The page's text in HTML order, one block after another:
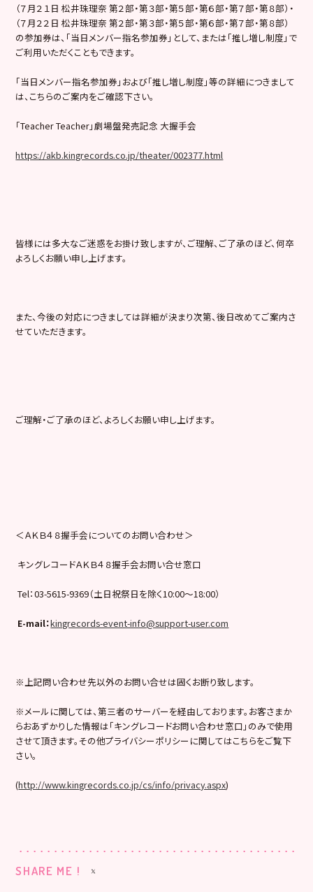
（７月２１日 松井珠理奈 第２部・第３部・第５部・第６部・第７部・第８部）・
（７月２２日 松井珠理奈 第２部・第３部・第５部・第６部・第７部・第８部）
の参加券は、「当日メンバー指名参加券」として、または「推し増し制度」で
ご利用いただくこともできます。
「当日メンバー指名参加券」および「推し増し制度」等の詳細につきまして
は、こちらのご案内をご確認下さい。
「Teacher Teacher」劇場盤発売記念 大握手会
https://akb.kingrecords.co.jp/theater/002377.html
皆様には多大なご迷惑をお掛け致しますが、ご理解、ご了承のほど、何卒
よろしくお願い申し上げます。
また、今後の対応につきましては詳細が決まり次第、後日改めてご案内さ
せていただきます。
ご理解・ご了承のほど、よろしくお願い申し上げます。
＜ＡＫＢ４８握手会についてのお問い合わせ＞
キングレコードＡＫＢ４８握手会お問い合せ窓口
Tel：03-5615-9369（土日祝祭日を除く10:00〜18:00）
E-mail：kingrecords-event-info@support-user.com
※上記問い合わせ先以外のお問い合せは固くお断り致します。
※メールに関しては、第三者のサーバーを経由しております。お客さまか
らおあずかりした情報は「キングレコードお問い合わせ窓口」のみで使用
させて頂きます。その他プライバシーポリシーに関してはこちらをご覧下
さい。
(http://www.kingrecords.co.jp/cs/info/privacy.aspx)
SHARE ME !